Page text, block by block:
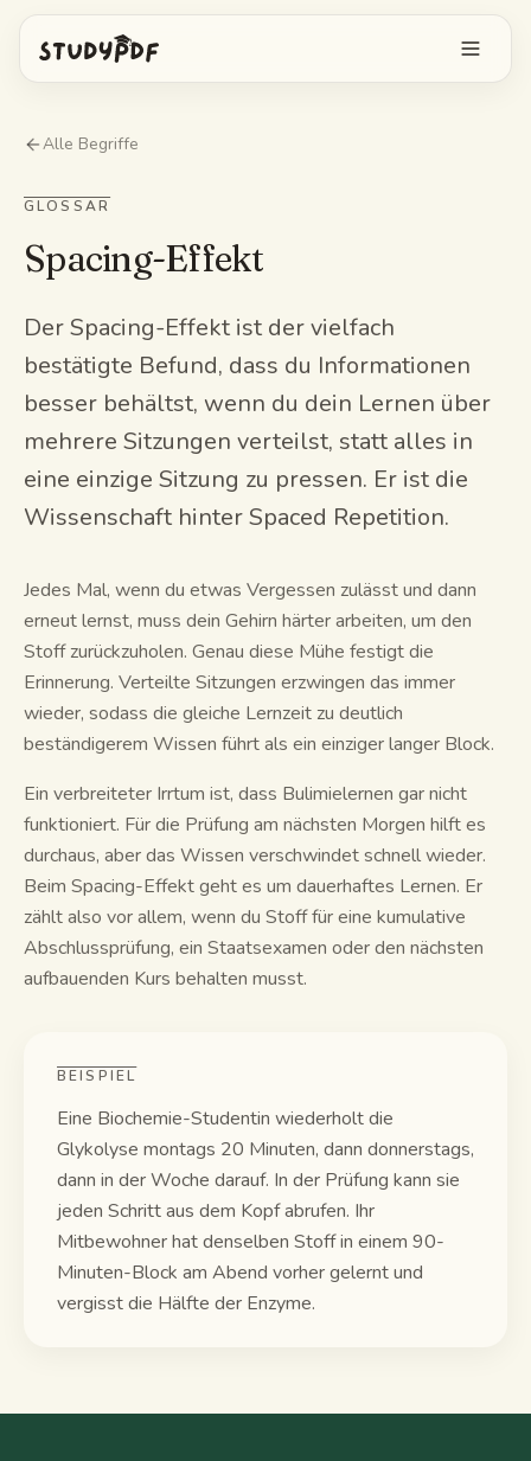
Funktionen
KI-Karteikarten
Image Occlusion
Probeprüfungen
Mindmaps
Lernleitfäden
KI-Zusammenfassung
KI-Quiz
Spickzettel
Kostenlose Tools
Preise
Mobile App
Alle Begriffe
GLOSSAR
Spacing-Effekt
Der Spacing-Effekt ist der vielfach
bestätigte Befund, dass du Informationen
besser behältst, wenn du dein Lernen über
mehrere Sitzungen verteilst, statt alles in
eine einzige Sitzung zu pressen. Er ist die
Wissenschaft hinter Spaced Repetition.
Jedes Mal, wenn du etwas Vergessen zulässt und dann
erneut lernst, muss dein Gehirn härter arbeiten, um den
Stoff zurückzuholen. Genau diese Mühe festigt die
Erinnerung. Verteilte Sitzungen erzwingen das immer
wieder, sodass die gleiche Lernzeit zu deutlich
beständigerem Wissen führt als ein einziger langer Block.
Ein verbreiteter Irrtum ist, dass Bulimielernen gar nicht
funktioniert. Für die Prüfung am nächsten Morgen hilft es
durchaus, aber das Wissen verschwindet schnell wieder.
Beim Spacing-Effekt geht es um dauerhaftes Lernen. Er
zählt also vor allem, wenn du Stoff für eine kumulative
Abschlussprüfung, ein Staatsexamen oder den nächsten
aufbauenden Kurs behalten musst.
BEISPIEL
Eine Biochemie-Studentin wiederholt die
Glykolyse montags 20 Minuten, dann donnerstags,
dann in der Woche darauf. In der Prüfung kann sie
jeden Schritt aus dem Kopf abrufen. Ihr
Mitbewohner hat denselben Stoff in einem 90-
Minuten-Block am Abend vorher gelernt und
vergisst die Hälfte der Enzyme.